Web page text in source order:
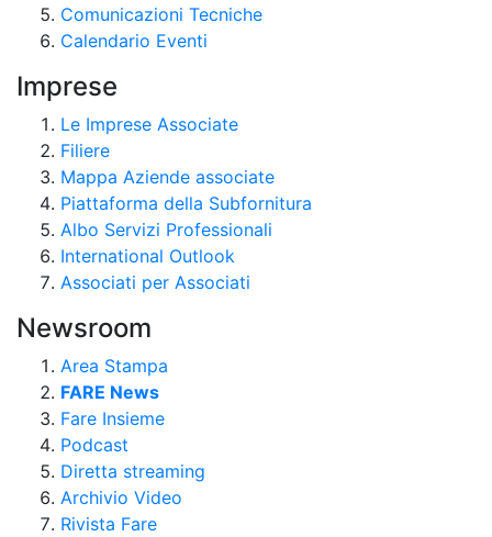
Comunicazioni Tecniche
Calendario Eventi
Imprese
Le Imprese Associate
Filiere
Mappa Aziende associate
Piattaforma della Subfornitura
Albo Servizi Professionali
International Outlook
Associati per Associati
Newsroom
Area Stampa
FARE News
Fare Insieme
Podcast
Diretta streaming
Archivio Video
Rivista Fare